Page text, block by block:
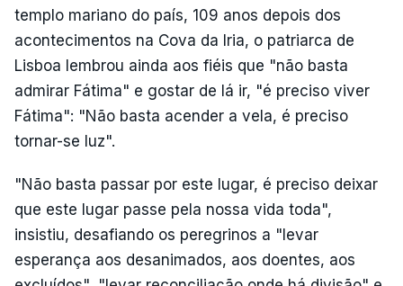
templo mariano do país, 109 anos depois dos
acontecimentos na Cova da Iria, o patriarca de
Lisboa lembrou ainda aos fiéis que "não basta
admirar Fátima" e gostar de lá ir, "é preciso viver
Fátima": "Não basta acender a vela, é preciso
tornar-se luz".
"Não basta passar por este lugar, é preciso deixar
que este lugar passe pela nossa vida toda",
insistiu, desafiando os peregrinos a "levar
esperança aos desanimados, aos doentes, aos